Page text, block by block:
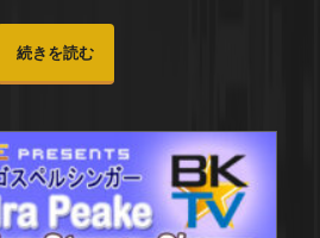
続きを読む